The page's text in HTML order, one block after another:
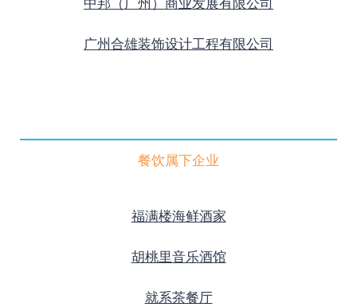
中邦（广州）商业发展有限公司
广州合雄装饰设计工程有限公司
餐饮属下企业
福满楼海鲜酒家
胡桃里音乐酒馆
就系茶餐厅